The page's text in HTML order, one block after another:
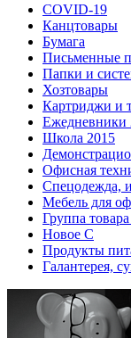
COVID-19
Канцтовары
Бумага
Письменные
Папки и
Хозтовары
Картриджи и
Ежедневники
Школа 2015
Офисная
Спецодежда,
Мебель для
Группа
Новое С
Продукты
Галантерея,